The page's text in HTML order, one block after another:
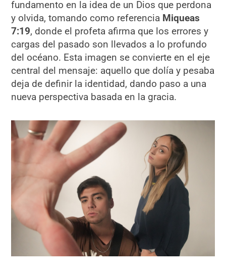
fundamento en la idea de un Dios que perdona
y olvida, tomando como referencia Miqueas
7:19, donde el profeta afirma que los errores y
cargas del pasado son llevados a lo profundo
del océano. Esta imagen se convierte en el eje
central del mensaje: aquello que dolía y pesaba
deja de definir la identidad, dando paso a una
nueva perspectiva basada en la gracia.